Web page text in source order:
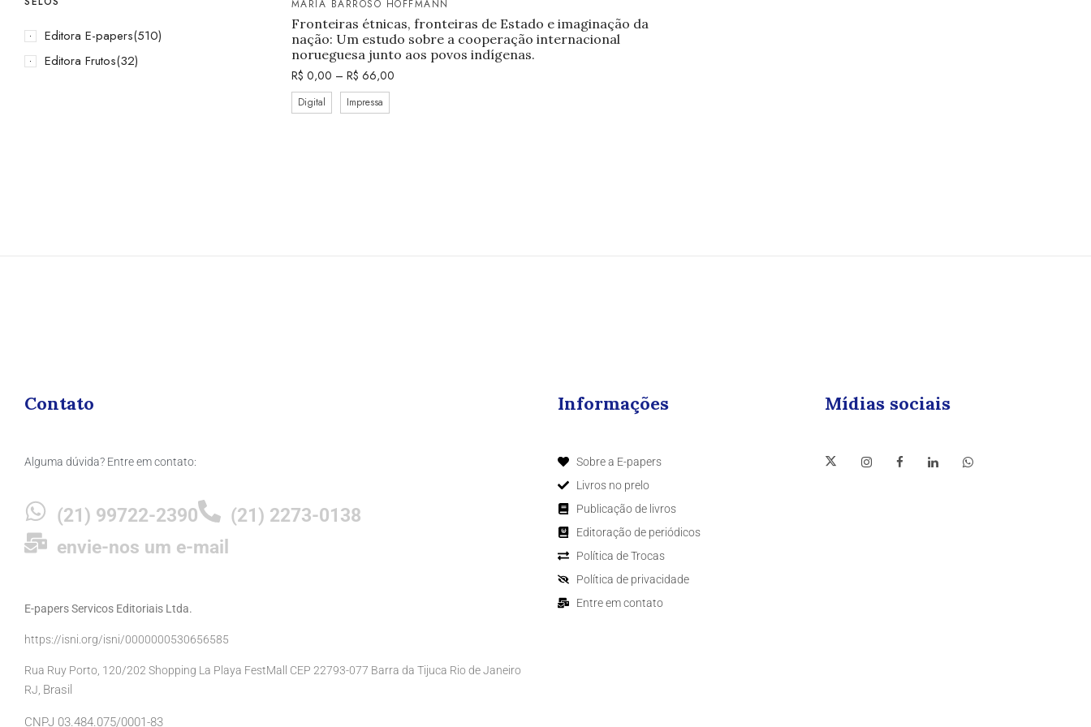
Editora E-papers(510)
Editora Frutos(32)
MARIA BARROSO HOFFMANN
Fronteiras étnicas, fronteiras de Estado e imaginação da
nação: Um estudo sobre a cooperação internacional
norueguesa junto aos povos indígenas.
R$ 0,00 – R$ 66,00
Digital Impressa
Contato
Alguma dúvida? Entre em contato:
(21) 99722-2390
(21) 2273-0138
envie-nos um e-mail
E-papers Servicos Editoriais Ltda.
https://isni.org/isni/0000000530656585
Rua Ruy Porto, 120/202 Shopping La Playa FestMall CEP 22793-077 Barra da Tijuca Rio de Janeiro
RJ, Brasil
CNPJ 03.484.075/0001-83
Informações
Sobre a E-papers
Livros no prelo
Publicação de livros
Editoração de periódicos
Política de Trocas
Política de privacidade
Entre em contato
Mídias sociais